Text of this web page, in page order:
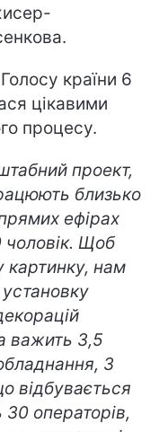
країни 6
цікавими
процесу.
проект,
близько
ефірах
чоловік. Щоб
картинку, нам
важить 3,5
3
відбувається
30 операторів,